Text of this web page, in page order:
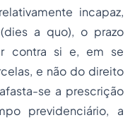
incapaz,
a quo), o prazo
contra si e, em se
e não do direito
se a prescrição
previdenciário, a